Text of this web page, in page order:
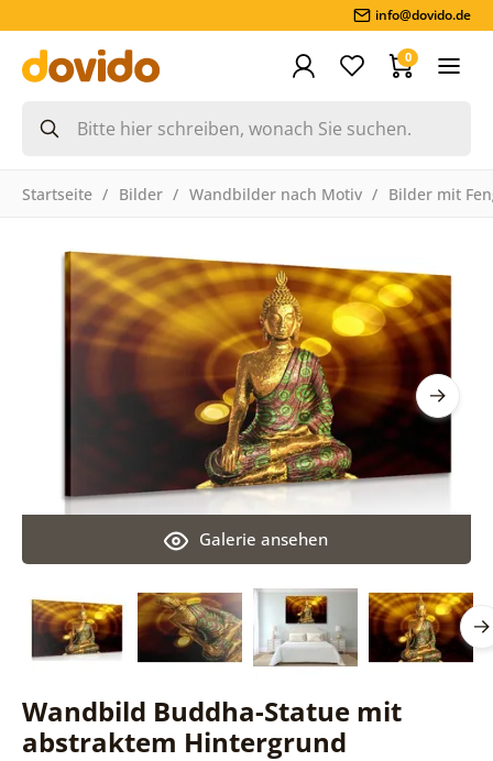
info@dovido.de
0
Startseite Bilder Wandbilder nach Motiv Bilder mit
Wandbild Buddha-Statue mit
abstraktem Hintergrund
Galerie ansehen